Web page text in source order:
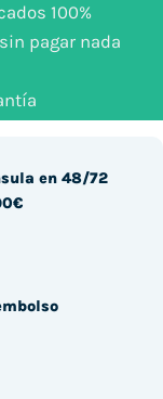
100%
pagar nada
en 48/72